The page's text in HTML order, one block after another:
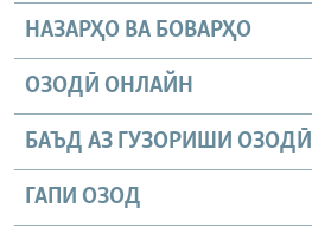
НАЗАРҲО ВА БОВАРҲО
ОЗОДӢ ОНЛАЙН
БАЪД АЗ ГУЗОРИШИ ОЗОДӢ
ГАПИ ОЗОД